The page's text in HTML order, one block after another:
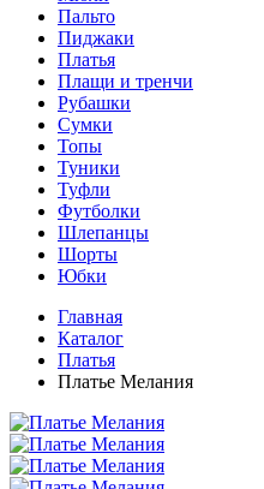
Пальто
Пиджаки
Платья
Плащи и тренчи
Рубашки
Сумки
Топы
Туники
Туфли
Футболки
Шлепанцы
Шорты
Юбки
Главная
Каталог
Платья
Платье Мелания